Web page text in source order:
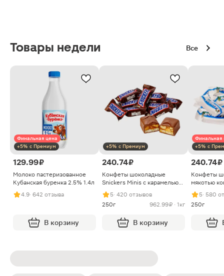
Товары недели Все
Финальная цена
+5% с Премиум
129.99 ₽
Молоко пастеризованное
Кубанская буренка 2.5% 1.4л
4.9· 642 отзыва
В корзину
+5% с Премиум
240.74 ₽
Конфеты шоколадные
Snickers Minis с карамелью
арахисом и нугой
5· 420 отзывов
250г
962.99 ₽ · 1кг
В корзину
Финальная
+5% с
240.74 ₽
Конфеты
мякотью
5· 580
250г